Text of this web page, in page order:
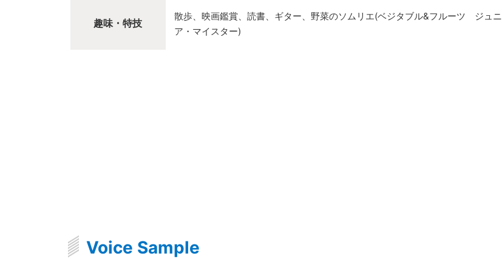
趣味・特技
散歩、映画鑑賞、読書、ギター、野菜のソムリエ(ベジタブル&フルーツ ジュニ
ア・マイスター)
Voice Sample